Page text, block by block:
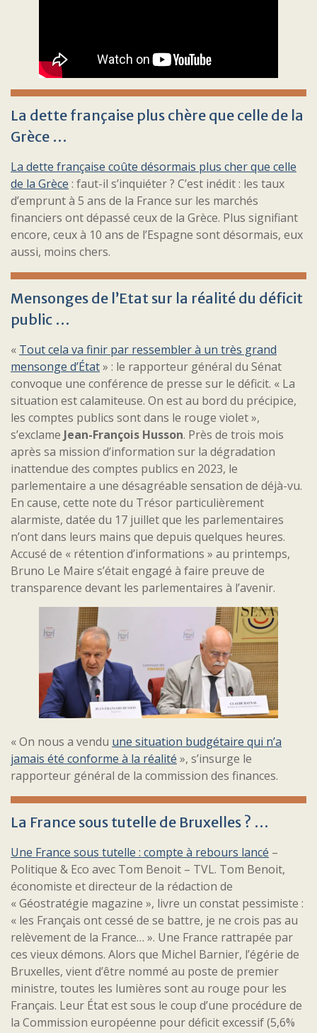
La dette française plus chère que celle de la
Grèce …
La dette française coûte désormais plus cher que celle
de la Grèce : faut-il s’inquiéter ? C’est inédit : les taux
d’emprunt à 5 ans de la France sur les marchés
financiers ont dépassé ceux de la Grèce. Plus signifiant
encore, ceux à 10 ans de l’Espagne sont désormais, eux
aussi, moins chers.
Mensonges de l’Etat sur la réalité du déficit
public …
« Tout cela va finir par ressembler à un très grand
mensonge d’État» : le rapporteur général du Sénat
convoque une conférence de presse sur le déficit. « La
situation est calamiteuse. On est au bord du précipice,
les comptes publics sont dans le rouge violet »,
s’exclame Jean-François Husson. Près de trois mois
après sa mission d’information sur la dégradation
inattendue des comptes publics en 2023, le
parlementaire a une désagréable sensation de déjà-vu.
En cause, cette note du Trésor particulièrement
alarmiste, datée du 17 juillet que les parlementaires
n’ont dans leurs mains que depuis quelques heures.
Accusé de « rétention d’informations » au printemps,
Bruno Le Maire s’était engagé à faire preuve de
transparence devant les parlementaires à l’avenir.
« On nous a vendu une situation budgétaire qui n’a
jamais été conforme à la réalité », s’insurge le
rapporteur général de la commission des finances.
La France sous tutelle de Bruxelles ? …
Une France sous tutelle : compte à rebours lancé –
Politique & Eco avec Tom Benoit – TVL. Tom Benoit,
économiste et directeur de la rédaction de
« Géostratégie magazine », livre un constat pessimiste :
« les Français ont cessé de se battre, je ne crois pas au
relèvement de la France… ». Une France rattrapée par
ces vieux démons. Alors que Michel Barnier, l’égérie de
Bruxelles, vient d’être nommé au poste de premier
ministre, toutes les lumières sont au rouge pour les
Français. Leur État est sous le coup d’une procédure de
la Commission européenne pour déficit excessif (5,6%